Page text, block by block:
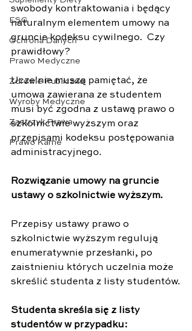
ESG
Ochrona Danych
Prawo Medyczne
Zdrowie Publiczne
Wyroby Medyczne
Zastrzyk Prawa
Prawo Karne
swobody kontraktowania i będący
naturalnym elementem umowy na
gruncie kodeksu cywilnego.  Czy
prawidłowy?
Uczelnie muszą pamiętać, że
umowa zawierana ze studentem
musi być zgodna z ustawą prawo o
szkolnictwie wyższym oraz
przepisami kodeksu postępowania
administracyjnego.
Rozwiązanie umowy na gruncie
ustawy o szkolnictwie wyższym.
Przepisy ustawy prawo o
szkolnictwie wyższym regulują
enumeratywnie przesłanki, po
zaistnieniu których uczelnia może
skreślić studenta z listy studentów.
Studenta skreśla się z listy
studentów w przypadku: